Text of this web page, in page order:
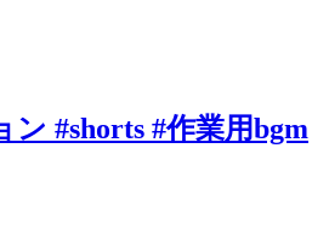
#shorts #作業用bgm